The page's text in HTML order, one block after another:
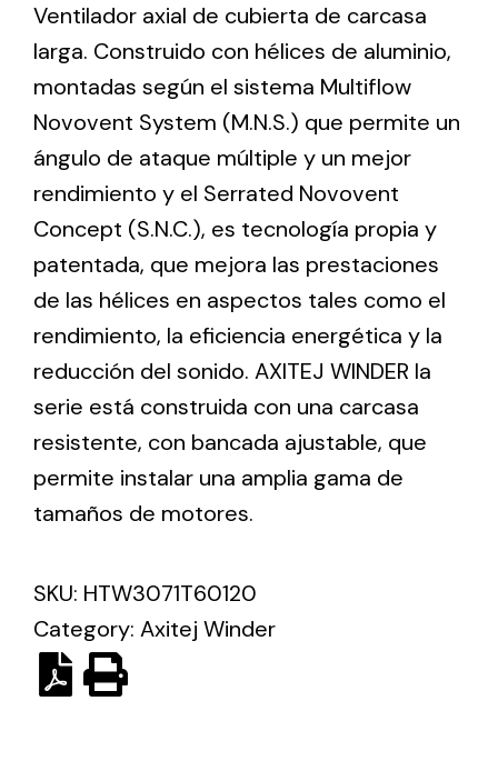
Ventilation
The incorporation of Novovent into the group
meant a greater offer of ventilation products for
different uses
Iluminación Solar
Variedad de soluciones solares para todo tipo
de necesidades.
Variety of solar solutions for all kinds of needs.
Ventilador axial de cubierta de carcasa
larga. Construido con hélices de aluminio,
montadas según el sistema Multiflow
Novovent System (M.N.S.) que permite un
ángulo de ataque múltiple y un mejor
rendimiento y el Serrated Novovent
Concept (S.N.C.), es tecnología propia y
patentada, que mejora las prestaciones
de las hélices en aspectos tales como el
rendimiento, la eficiencia energética y la
reducción del sonido. AXITEJ WINDER la
serie está construida con una carcasa
resistente, con bancada ajustable, que
permite instalar una amplia gama de
tamaños de motores.
SKU: HTW3071T60120
Category: Axitej Winder